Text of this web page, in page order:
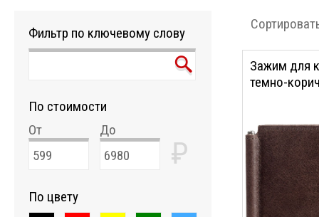
Фильтр по ключевому слову
По стоимости
От
До
₽
По цвету
Зажим для
темно-